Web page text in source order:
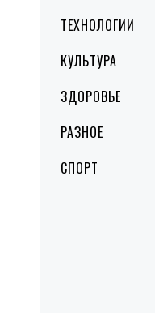
ТЕХНОЛОГИИ
КУЛЬТУРА
ЗДОРОВЬЕ
РАЗНОЕ
СПОРТ